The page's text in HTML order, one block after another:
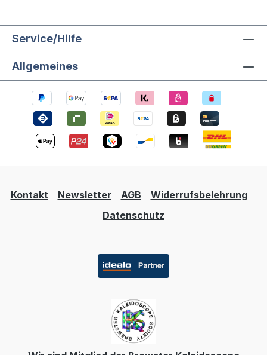
Service/Hilfe
Allgemeines
Kontakt Newsletter AGB
Widerrufsbelehrung
Datenschutz